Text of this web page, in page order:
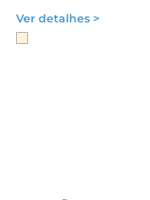
Ver detalhes >